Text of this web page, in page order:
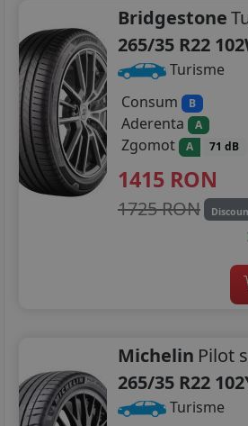
Bridgestone
265/35 R22
Turisme
Consum
B
Aderenta A
Zgomot A 71 dB
1415 RON
1725 RON
Michelin Pilot
265/35 R22
Turisme